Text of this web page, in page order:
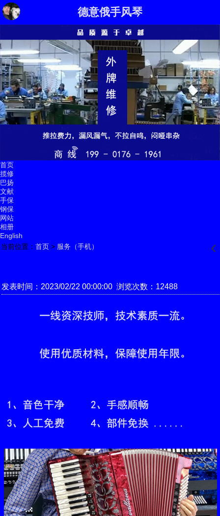
德意俄手风琴
首页
揽修
巴扬
文献
手保
钢保
网站
相册
English
当前位置： 首页> 服务（手机） 󰊒
发表时间：2023/02/22 00:00:00 浏览次数：12488